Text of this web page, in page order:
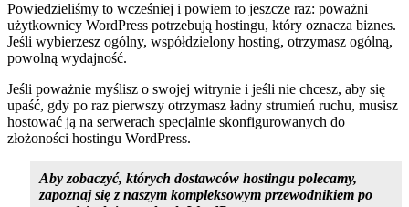
Powiedzieliśmy to wcześniej i powiem to jeszcze raz: poważni
użytkownicy WordPress potrzebują hostingu, który oznacza biznes.
Jeśli wybierzesz ogólny, współdzielony hosting, otrzymasz ogólną,
powolną wydajność.
Jeśli poważnie myślisz o swojej witrynie i jeśli nie chcesz, aby się
upaść, gdy po raz pierwszy otrzymasz ładny strumień ruchu, musisz
hostować ją na serwerach specjalnie skonfigurowanych do
złożoności hostingu WordPress.
Aby zobaczyć, których dostawców hostingu polecamy,
zapoznaj się z naszym kompleksowym przewodnikiem po